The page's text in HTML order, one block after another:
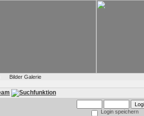
Bilder Galerie
Login speichern